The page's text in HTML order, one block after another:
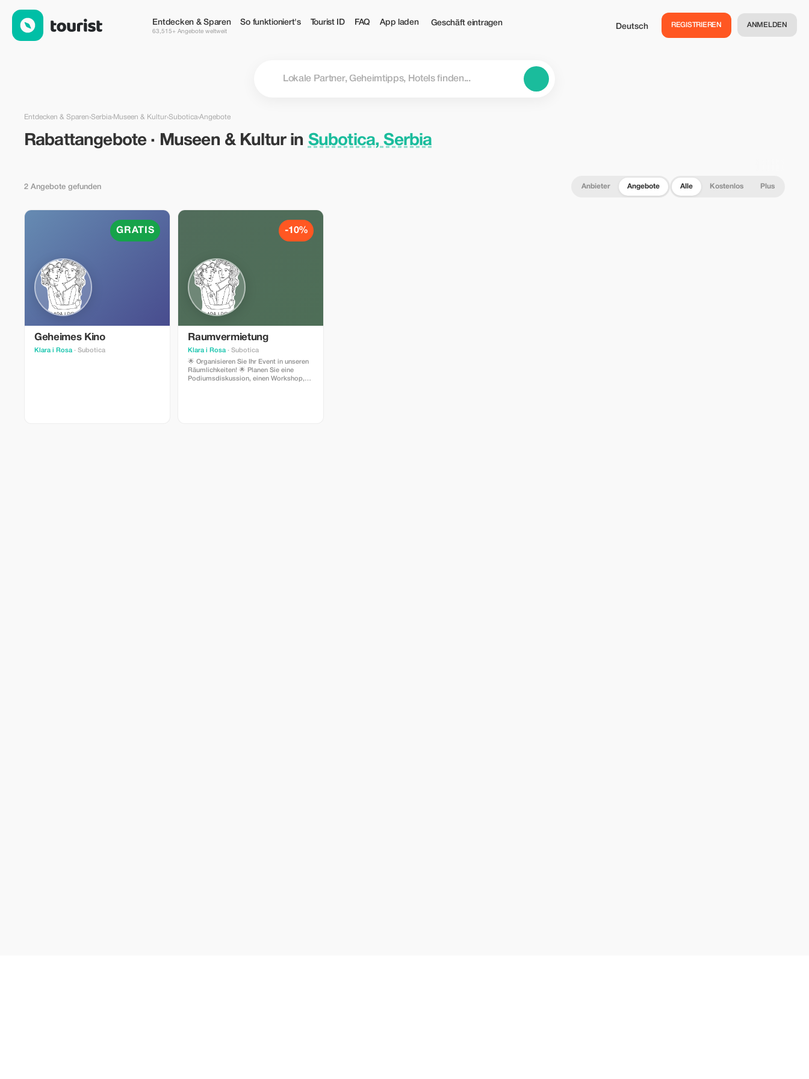
Entdecken & Sparen
63,515+ Angebote weltweit
So funktioniert's Tourist ID FAQ App laden Geschäft eintragen Deutsch REGISTRIEREN ANMELDEN
Entdecken & Sparen›Serbia›Museen & Kultur›Subotica›Angebote
Rabattangebote · Museen & Kultur in Subotica, Serbia
2 Angebote gefunden Anbieter Angebote Alle Kostenlos Plus
GRATIS
Geheimes Kino
Klara i Rosa · Subotica
-10%
Raumvermietung
Klara i Rosa · Subotica
🌟 Organisieren Sie Ihr Event in unseren
Räumlichkeiten! 🌟 Planen Sie eine
Podiumsdiskussion, einen Workshop,